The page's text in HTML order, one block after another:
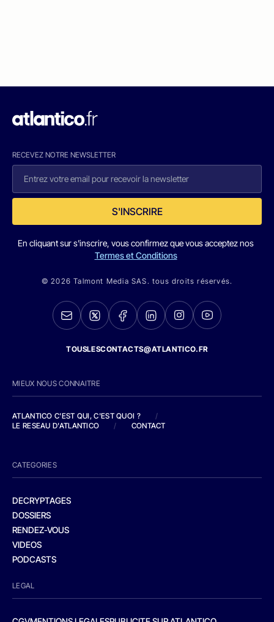
RECEVEZ NOTRE NEWSLETTER
S'INSCRIRE
En cliquant sur s'inscrire, vous confirmez que vous acceptez nos
Termes et Conditions
© 2026 Talmont Media SAS. tous droits réservés.
TOUSLESCONTACTS@ATLANTICO.FR
MIEUX NOUS CONNAITRE
ATLANTICO C'EST QUI, C'EST QUOI ?
/
LE RESEAU D'ATLANTICO
/ CONTACT
CATEGORIES
DECRYPTAGES
DOSSIERS
RENDEZ-VOUS
VIDEOS
PODCASTS
LEGAL